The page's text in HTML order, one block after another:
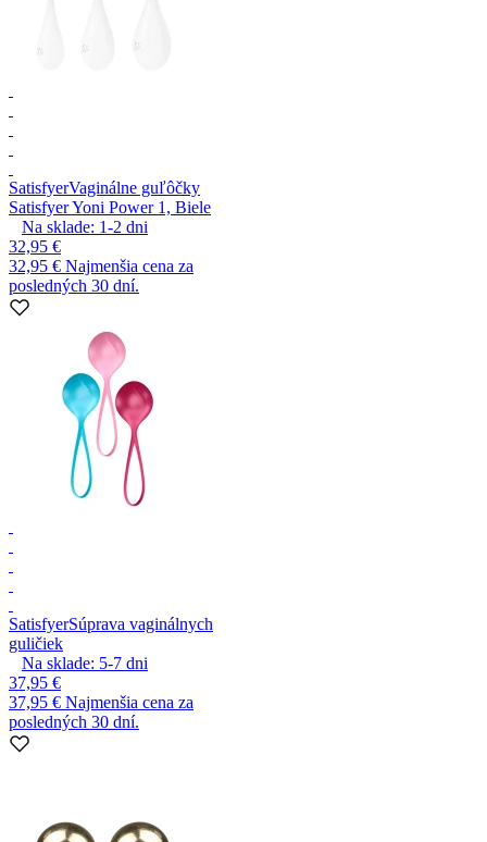
SatisfyerVaginálne guľôčky
Satisfyer Yoni Power 1, Biele
Na sklade: 1-2 dni
32,95 €
32,95 € Najmenšia cena za
posledných 30 dní.
SatisfyerSúprava vaginálnych
guličiek
Na sklade: 5-7 dni
37,95 €
37,95 € Najmenšia cena za
posledných 30 dní.